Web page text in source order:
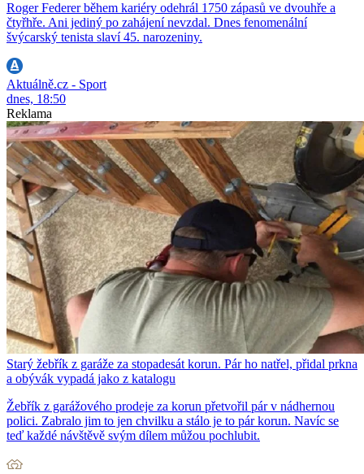
Roger Federer během kariéry odehrál 1750 zápasů ve dvouhře a
čtyřhře. Ani jediný po zahájení nevzdal. Dnes fenomenální
švýcarský tenista slaví 45. narozeniny.
Aktuálně.cz - Sport
dnes, 18:50
Reklama
Starý žebřík z garáže za stopadesát korun. Pár ho natřel, přidal prkna
a obývák vypadá jako z katalogu
Žebřík z garážového prodeje za korun přetvořil pár v nádhernou
polici. Zabralo jim to jen chvilku a stálo je to pár korun. Navíc se
teď každé návštěvě svým dílem můžou pochlubit.